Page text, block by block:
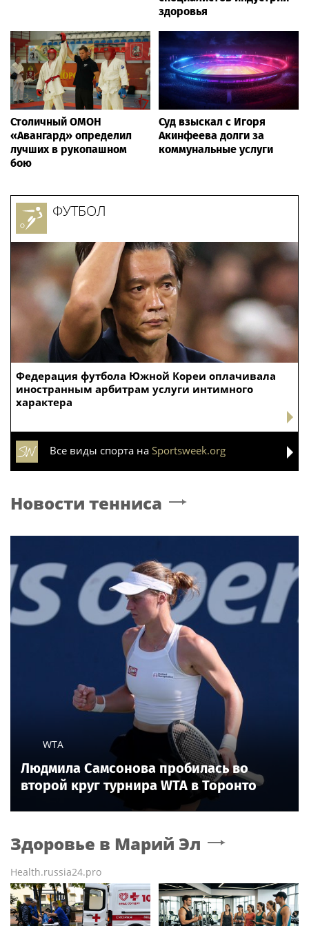
здоровья
Столичный ОМОН
«Авангард» определил
лучших в рукопашном
бою
Суд взыскал с Игоря
Акинфеева долги за
коммунальные услуги
Федерация футбола Южной Кореи оплачивала
иностранным арбитрам услуги интимного
характера
ФУТБОЛ
Все виды спорта на Sportsweek.org
Новости тенниса
WTA
Людмила Самсонова пробилась во
второй круг турнира WTA в Торонто
Здоровье в Марий Эл
Health.russia24.pro